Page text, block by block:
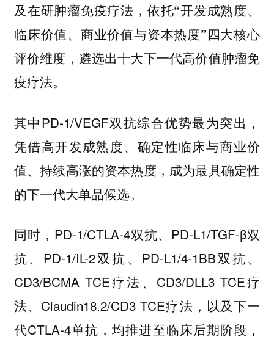
及在研肿瘤免疫疗法，依托“开发成熟度、
临床价值、商业价值与资本热度”四大核心
评价维度，遴选出十大下一代高价值肿瘤免
疫疗法。
其中PD-1/VEGF双抗综合优势最为突出，
凭借高开发成熟度、确定性临床与商业价
值、持续高涨的资本热度，成为最具确定性
的下一代大单品候选。
同时，PD-1/CTLA-4双抗、PD-L1/TGF-β双
抗、PD-1/IL-2双抗、PD-L1/4-1BB双抗、
CD3/BCMA TCE疗法、CD3/DLL3 TCE疗
法、Claudin18.2/CD3 TCE疗法，以及下一
代CTLA-4单抗，均推进至临床后期阶段，